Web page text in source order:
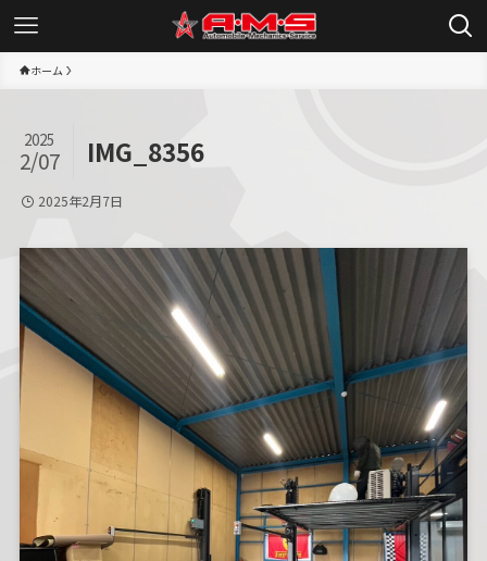
ホーム
IMG_8356
2025
2/07
2025年2月7日